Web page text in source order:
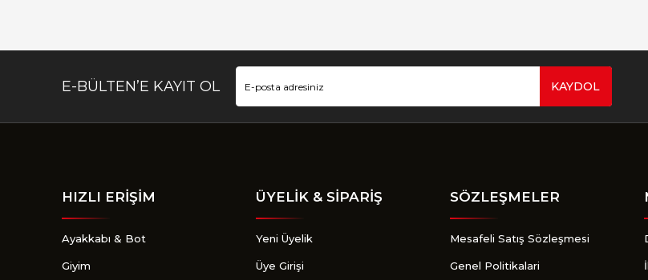
E-BÜLTEN’E KAYIT OL KAYDOL
HIZLI ERİŞİM
Ayakkabı & Bot
Giyim
ÜYELİK & SİPARİŞ
Yeni Üyelik
Üye Girişi
SÖZLEŞMELER
Mesafeli Satış Sözleşmesi
Genel Politikalari